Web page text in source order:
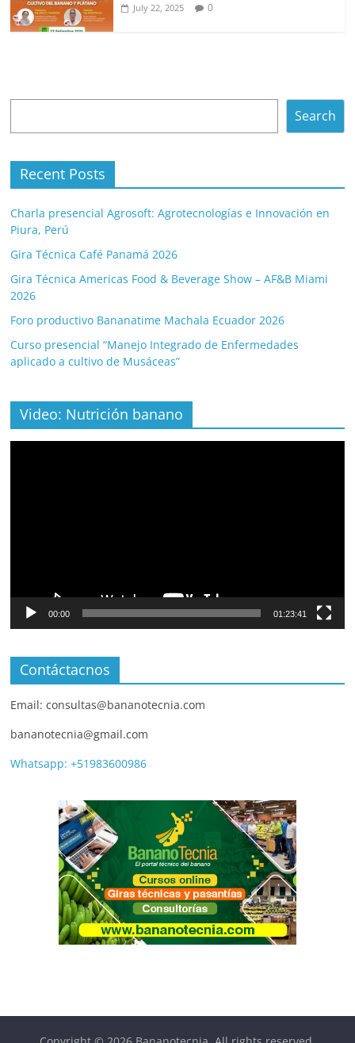
July 22, 2025 0
Search
Recent Posts
Charla presencial Agrosoft: Agrotecnologías e Innovación en
Piura, Perú
Gira Técnica Café Panamá 2026
Gira Técnica Americas Food & Beverage Show – AF&B Miami
2026
Foro productivo Bananatime Machala Ecuador 2026
Curso presencial “Manejo Integrado de Enfermedades
aplicado a cultivo de Musáceas”
Video: Nutrición banano
00:00 01:23:41
Contáctacnos
Email: consultas@bananotecnia.com
bananotecnia@gmail.com
Whatsapp: +51983600986